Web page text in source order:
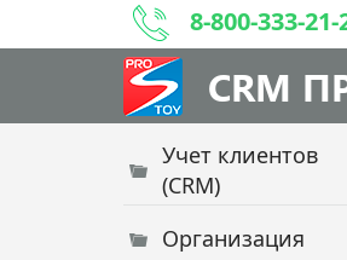
8-800-333-21-
CRM
Учет клиентов
(CRM)
Организация